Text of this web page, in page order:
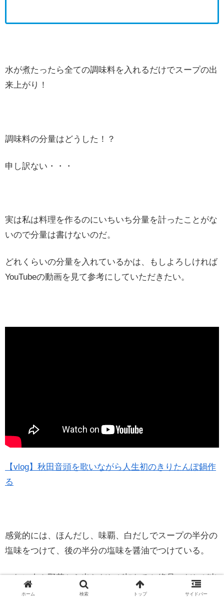
水が煮たったら全ての調味料を入れるだけでスープの出
来上がり！
調味料の分量はどうした！？
申し訳ない・・・
実は私は料理を作るのにいちいち分量を計ったことがな
いので分量は書けないのだ。
どれくらいの分量を入れているかは、もしよろしければ
YouTubeの動画を見て参考にしていただきたい。
【vlog】秋田音頭を歌いながら人生初のきりたんぽ鍋作
る
感覚的には、ほんだし、味覇、白だしでスープの半分の
塩味をつけて、後の半分の塩味を醤油でつけている。
これに肉や野菜から出ただしが加わると絶品のだしが出
来上がるから期待して欲しい。
ホーム 検索 トップ サイドバー